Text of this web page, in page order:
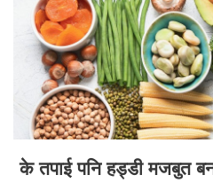
के तपाई पनि हड्डी मजबुत